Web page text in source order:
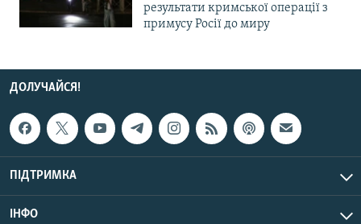
результати кримської операції з
примусу Росії до миру
ДОЛУЧАЙСЯ!
ПІДТРИМКА
ІНФО